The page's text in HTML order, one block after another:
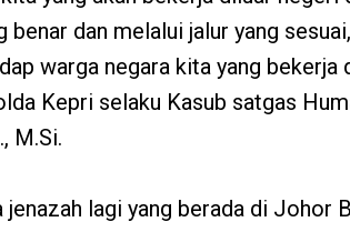
dan melalui jalur yang
warga negara kita yang bekerja
Kepri selaku Kasub satgas
M.Si.
lagi yang berada di Johor